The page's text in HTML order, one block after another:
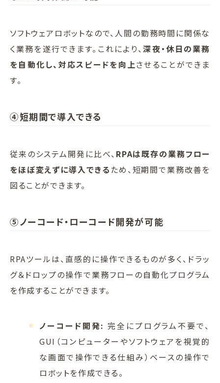
ソフトウェアロボットなので、人間の勤務時間に関係な
く業務を遂行できます。これにより、深夜・休日の業務
を自動化し、対応スピードを向上させることができま
す。
④短期間で導入できる
従来のシステム開発に比べ、 RPAは既存の業務フロー
をほぼ変えずに導入できる ため、短期間で業務改善を
図ることができます。
⑤ノーコード・ローコード開発が可能
RPAツールは、直感的に操作できるものが多く、ドラッ
グ＆ドロップの操作で業務フローの自動化プログラム
を作成することができます。
ノーコード開発: 完全にプログラム不要で、
GUI（コンピューターやソフトウェアを視覚的
な画面で操作できる仕組み）ベースの操作で
ロボットを作成できる。